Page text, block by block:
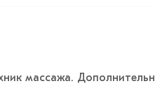
массажа.